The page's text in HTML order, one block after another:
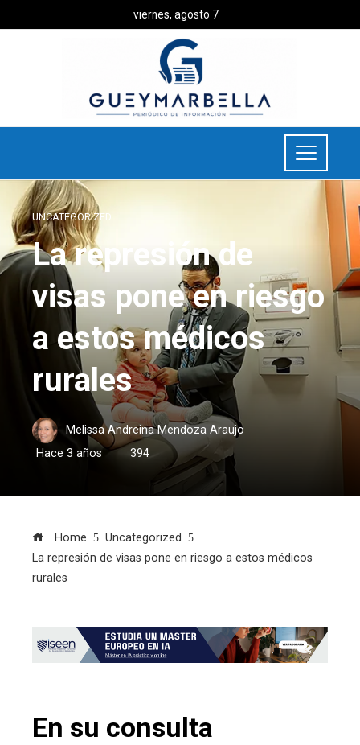
viernes, agosto 7
UNCATEGORIZED
La represión de
visas pone en riesgo
a estos médicos
rurales
Melissa Andreina Mendoza Araujo
Hace 3 años
394
Home
Uncategorized
La represión de visas pone en riesgo a estos médicos
rurales
En su consulta